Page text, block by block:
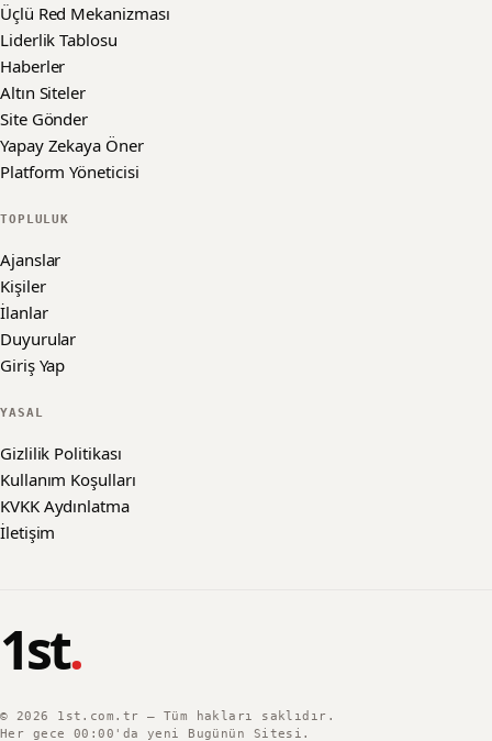
Üçlü Red Mekanizması
Liderlik Tablosu
Haberler
Altın Siteler
Site Gönder
Yapay Zekaya Öner
Platform Yöneticisi
TOPLULUK
Ajanslar
Kişiler
İlanlar
Duyurular
Giriş Yap
YASAL
Gizlilik Politikası
Kullanım Koşulları
KVKK Aydınlatma
İletişim
1st.
© 2026
1st.com.tr — Tüm hakları saklıdır.
Her gece 00:00'da yeni Bugünün Sitesi.